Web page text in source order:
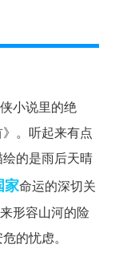
小说里的绝
。听起来有点
的是雨后天晴
家命运的深切关
形容山河的险
的忧虑。